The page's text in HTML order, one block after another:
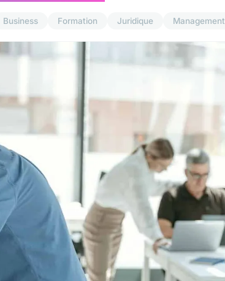
Business Formation Juridique Management